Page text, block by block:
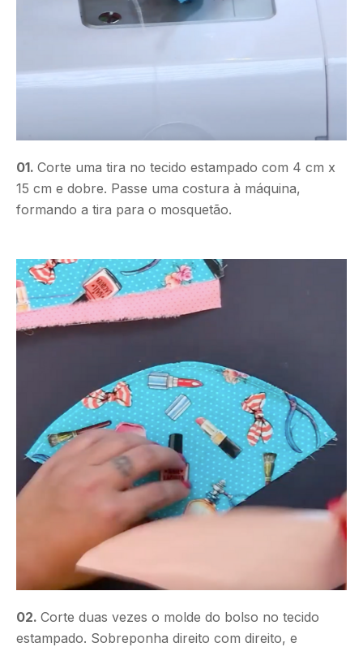
01. Corte uma tira no tecido estampado com 4 cm x
15 cm e dobre. Passe uma costura à máquina,
formando a tira para o mosquetão.
02. Corte duas vezes o molde do bolso no tecido
estampado. Sobreponha direito com direito, e